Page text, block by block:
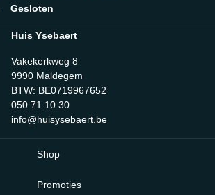
Gesloten
Huis Ysebaert
Vakekerkweg 8
9990 Maldegem
BTW: BE0719967652
050 71 10 30
info@huisysebaert.be
Shop
Promoties